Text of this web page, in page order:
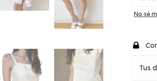
No sé
Tus